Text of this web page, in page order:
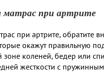
матрас при артрите
при артрите, обратите
окажут правильную
зоне коленей, бедер или
жесткости с